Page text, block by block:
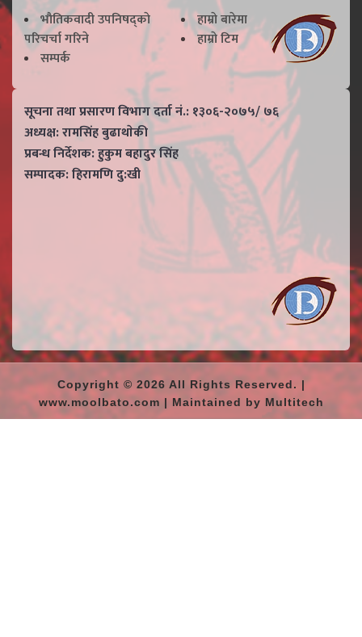
भाैतिकवादी उपनिषद्काे
परिचर्चा गरिने
हाम्राे बारेमा
हाम्राे टिम
सम्पर्क
सूचना तथा प्रसारण विभाग दर्ता नं.: १३०६-२०७५/ ७६
अध्यक्ष: रामसिंह बुढाथाेकी
प्रबन्ध निर्देशक: हुकुम बहादुर सिंह
सम्पादक: हिरामणि दु:खी
Copyright © 2026 All Rights Reserved. |
www.moolbato.com | Maintained by Multitech